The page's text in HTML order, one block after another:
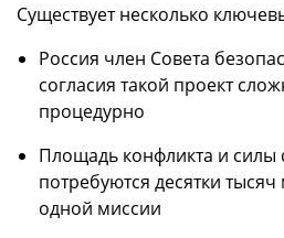
Существует несколько
Россия член Совета
согласия такой проект
процедурно
Площадь конфликта и силы
потребуются десятки
одной миссии